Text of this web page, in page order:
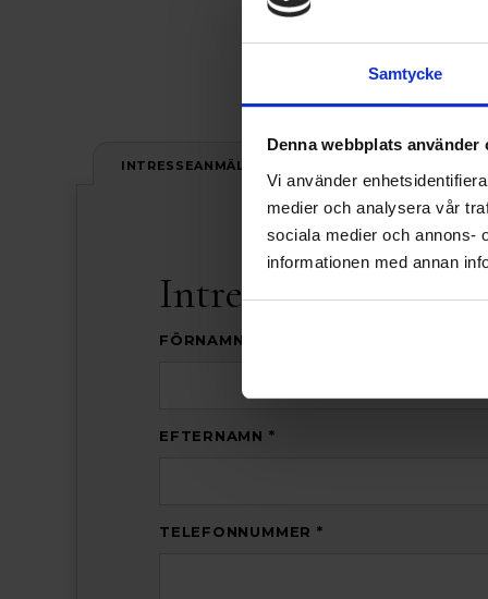
Samtycke
Denna webbplats använder
Vi använder
medier och analysera vår
sociala medier och annons-
informationen med annan
INTRESSEANMÄLAN
Intresseanmälan
FÖRNAMN *
EFTERNAMN *
TELEFONNUMMER *